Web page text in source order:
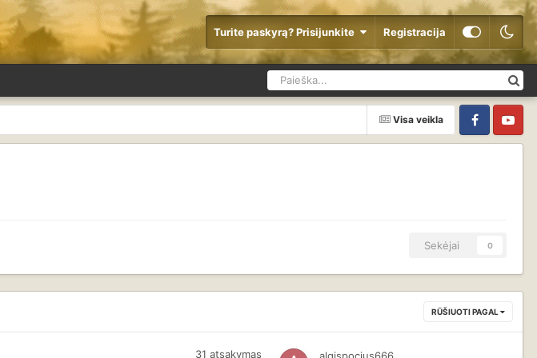
Turite paskyrą? Prisijunkite Registracija
Visa veikla
FacebookYouTube
Sekėjai 0
RŪŠIUOTI PAGAL
31 atsakymas
algispocius666